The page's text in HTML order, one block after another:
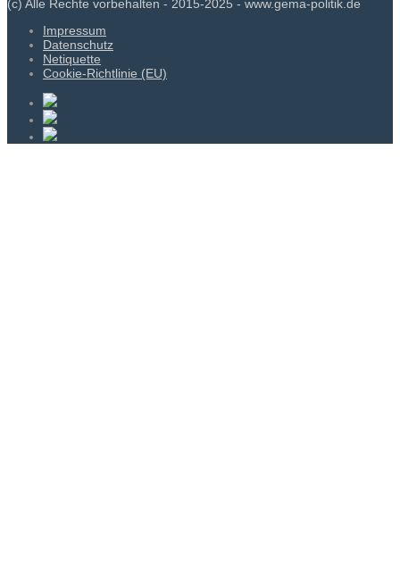
(c) Alle Rechte vorbehalten - 2015-2025 - www.gema-politik.de
Impressum
Datenschutz
Netiquette
Cookie-Richtlinie (EU)